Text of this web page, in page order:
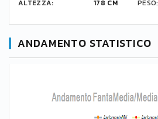
ALTEZZA:
178 CM PESO:
ANDAMENTO STATISTICO